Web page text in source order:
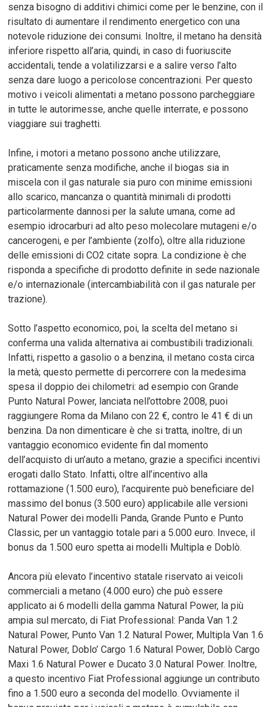
senza bisogno di additivi chimici come per le benzine, con il
risultato di aumentare il rendimento energetico con una
notevole riduzione dei consumi. Inoltre, il metano ha densità
inferiore rispetto all’aria, quindi, in caso di fuoriuscite
accidentali, tende a volatilizzarsi e a salire verso l’alto
senza dare luogo a pericolose concentrazioni. Per questo
motivo i veicoli alimentati a metano possono parcheggiare
in tutte le autorimesse, anche quelle interrate, e possono
viaggiare sui traghetti.
Infine, i motori a metano possono anche utilizzare,
praticamente senza modifiche, anche il biogas sia in
miscela con il gas naturale sia puro con minime emissioni
allo scarico, mancanza o quantità minimali di prodotti
particolarmente dannosi per la salute umana, come ad
esempio idrocarburi ad alto peso molecolare mutageni e/o
cancerogeni, e per l’ambiente (zolfo), oltre alla riduzione
delle emissioni di CO2 citate sopra. La condizione è che
risponda a specifiche di prodotto definite in sede nazionale
e/o internazionale (intercambiabilità con il gas naturale per
trazione).
Sotto l’aspetto economico, poi, la scelta del metano si
conferma una valida alternativa ai combustibili tradizionali.
Infatti, rispetto a gasolio o a benzina, il metano costa circa
la metà; questo permette di percorrere con la medesima
spesa il doppio dei chilometri: ad esempio con Grande
Punto Natural Power, lanciata nell’ottobre 2008, puoi
raggiungere Roma da Milano con 22 €, contro le 41 € di un
benzina. Da non dimenticare è che si tratta, inoltre, di un
vantaggio economico evidente fin dal momento
dell’acquisto di un’auto a metano, grazie a specifici incentivi
erogati dallo Stato. Infatti, oltre all’incentivo alla
rottamazione (1.500 euro), l’acquirente può beneficiare del
massimo del bonus (3.500 euro) applicabile alle versioni
Natural Power dei modelli Panda, Grande Punto e Punto
Classic, per un vantaggio totale pari a 5.000 euro. Invece, il
bonus da 1.500 euro spetta ai modelli Multipla e Doblò.
Ancora più elevato l’incentivo statale riservato ai veicoli
commerciali a metano (4.000 euro) che può essere
applicato ai 6 modelli della gamma Natural Power, la più
ampia sul mercato, di Fiat Professional: Panda Van 1.2
Natural Power, Punto Van 1.2 Natural Power, Multipla Van 1.6
Natural Power, Doblo’ Cargo 1.6 Natural Power, Doblò Cargo
Maxi 1.6 Natural Power e Ducato 3.0 Natural Power. Inoltre,
a questo incentivo Fiat Professional aggiunge un contributo
fino a 1.500 euro a seconda del modello. Ovviamente il